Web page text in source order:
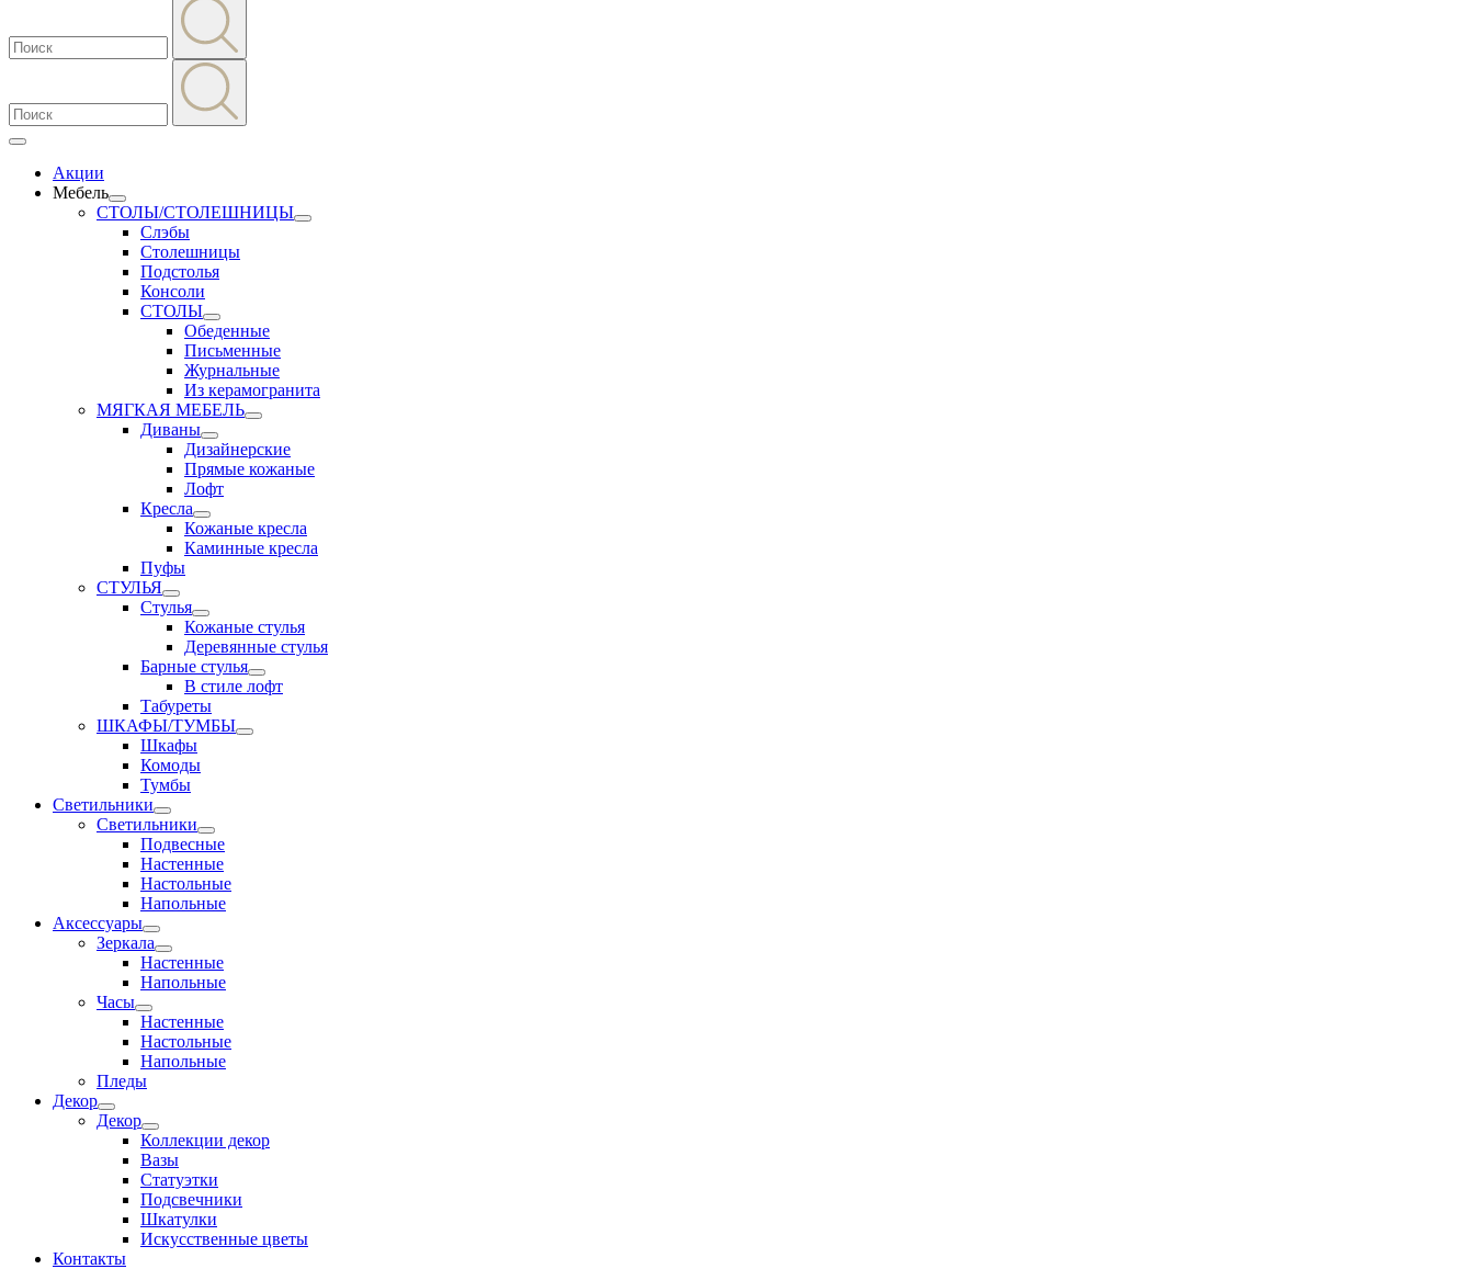
Акции
Мебель
СТОЛЫ/СТОЛЕШНИЦЫ
Слэбы
Столешницы
Подстолья
Консоли
СТОЛЫ
Обеденные
Письменные
Журнальные
Из керамогранита
МЯГКАЯ МЕБЕЛЬ
Диваны
Дизайнерские
Прямые кожаные
Лофт
Кресла
Кожаные кресла
Каминные кресла
Пуфы
СТУЛЬЯ
Стулья
Кожаные стулья
Деревянные стулья
Барные стулья
В стиле лофт
Табуреты
ШКАФЫ/ТУМБЫ
Шкафы
Комоды
Тумбы
Светильники
Светильники
Подвесные
Настенные
Настольные
Напольные
Аксессуары
Зеркала
Настенные
Напольные
Часы
Настенные
Настольные
Напольные
Пледы
Декор
Декор
Коллекции декор
Вазы
Статуэтки
Подсвечники
Шкатулки
Искусственные цветы
Контакты